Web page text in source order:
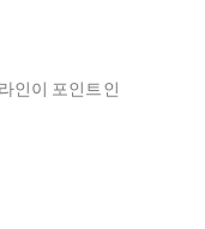
인이 포인트인